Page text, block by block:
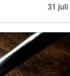
31 juli